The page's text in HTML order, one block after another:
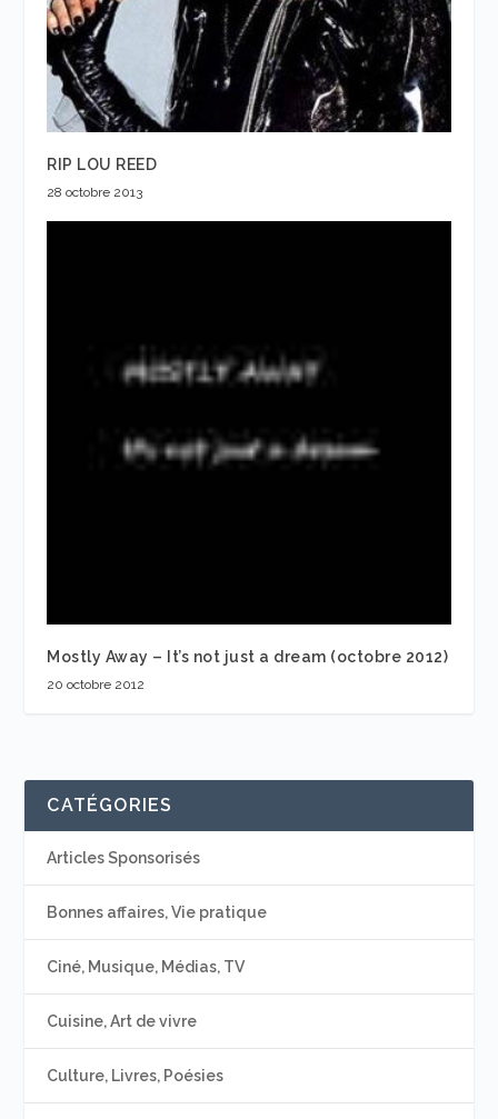
RIP LOU REED
28 octobre 2013
Mostly Away – It’s not just a dream (octobre 2012)
20 octobre 2012
CATÉGORIES
Articles Sponsorisés
Bonnes affaires, Vie pratique
Ciné, Musique, Médias, TV
Cuisine, Art de vivre
Culture, Livres, Poésies